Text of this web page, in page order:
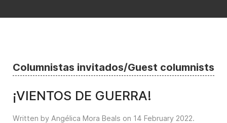
Columnistas invitados/Guest columnists
¡VIENTOS DE GUERRA!
Written by Angélica Mora Beals on 14 February 2022.